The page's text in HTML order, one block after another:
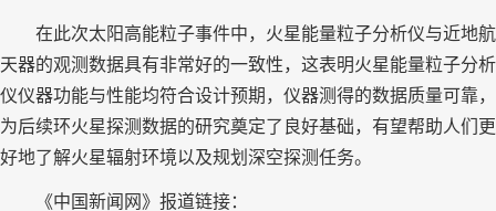
在此次太阳高能粒子事件中，火星能量粒子分析仪与近地航
天器的观测数据具有非常好的一致性，这表明火星能量粒子分析
仪仪器功能与性能均符合设计预期，仪器测得的数据质量可靠，
为后续环火星探测数据的研究奠定了良好基础，有望帮助人们更
好地了解火星辐射环境以及规划深空探测任务。
《中国新闻网》报道链接：